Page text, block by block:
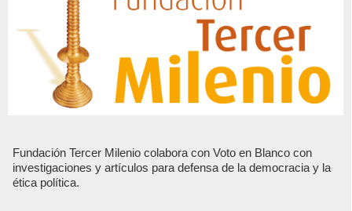
Fundación Tercer Milenio colabora con Voto en Blanco con
investigaciones y artículos para defensa de la democracia y la
ética política.